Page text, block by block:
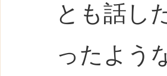
とも話し
ったよう